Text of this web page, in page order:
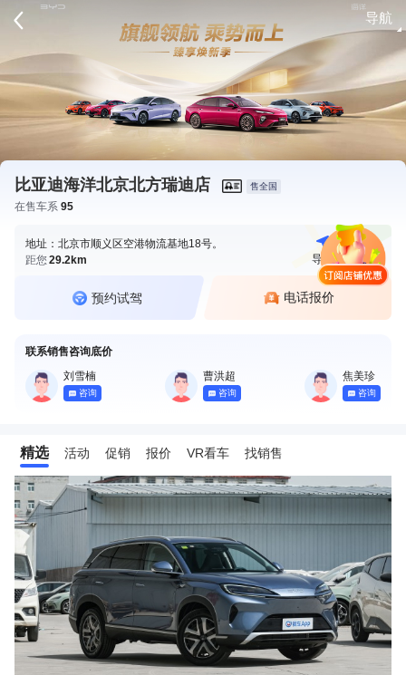
导航
比亚迪海洋北京北方瑞迪店 售全国
在售车系 95
地址：北京市顺义区空港物流基地18号。
距您29.2km 导航 电话
预约试驾 电话报价
联系销售咨询底价
刘雪楠
咨询
曹洪超
咨询
焦美珍
咨询
精选 活动 促销 报价 VR看车 找销售
请登录